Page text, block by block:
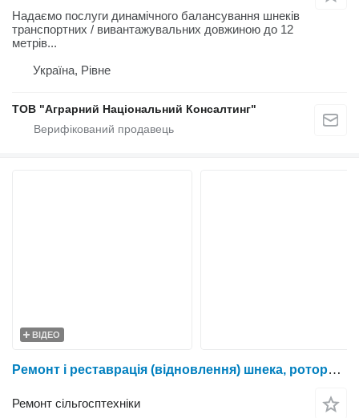
Надаємо послуги динамічного балансування шнеків
транспортних / вивантажувальних довжиною до 12
метрів...
Україна, Рівне
ТОВ "Аграрний Національний Консалтинг"
ВІДЕО
Ремонт і реставрація (відновлення) шнека, ротора, відбійного бітера, вала, молотильного барабана комбайна
Ремонт сільгосптехніки